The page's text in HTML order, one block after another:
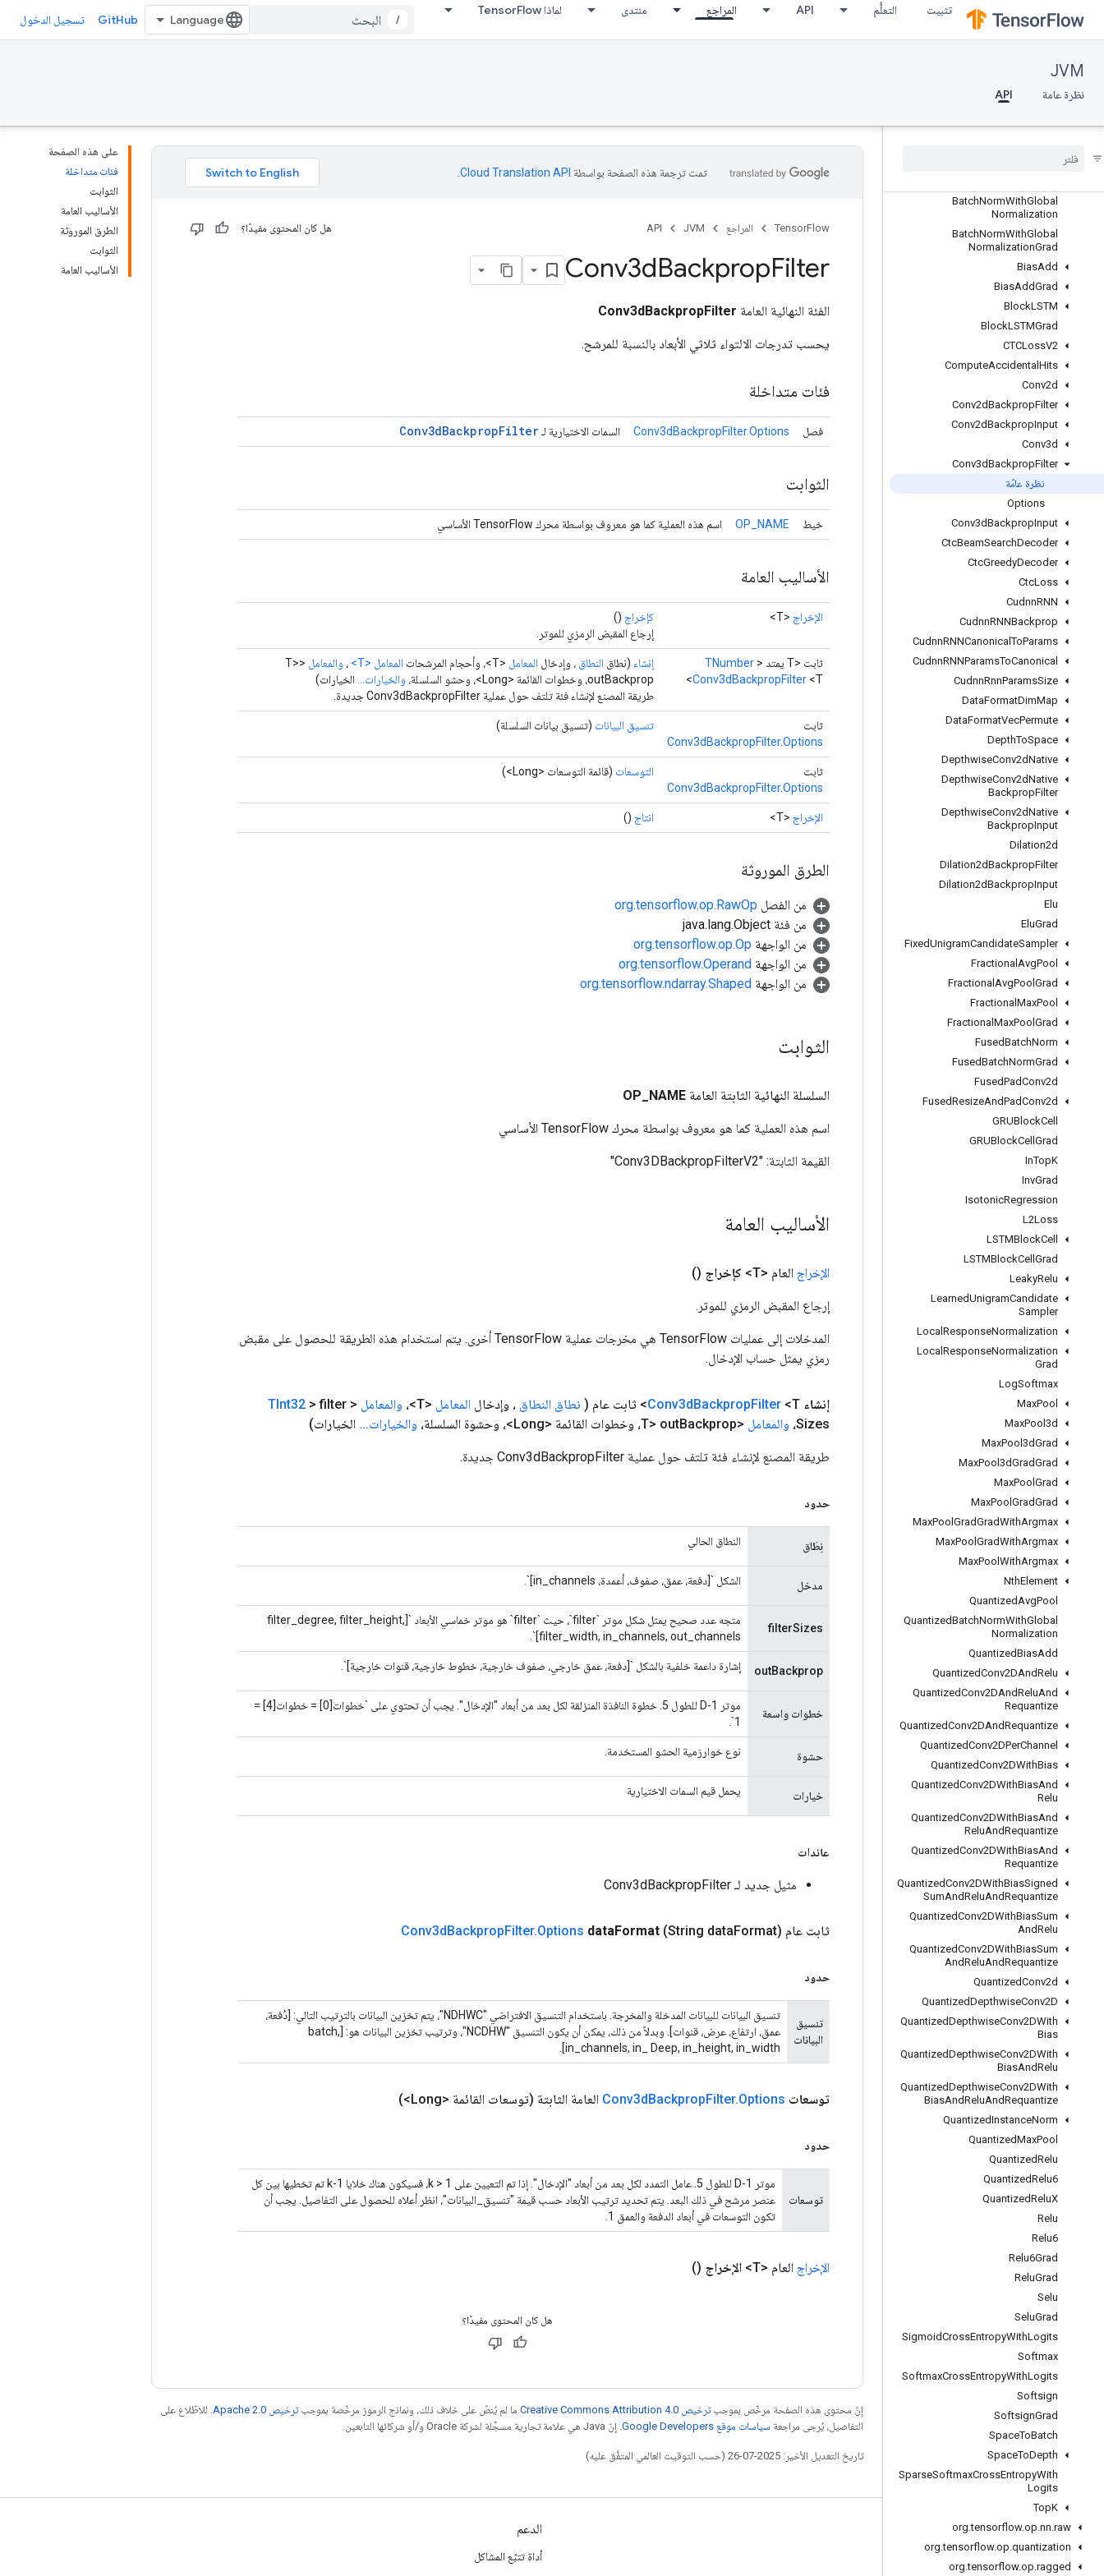
تثبيت التعلُّم API المراجع منتدى لماذا TensorFlow
/
GitHub تسجيل الدخول
JVM
نظرة عامة API
org.tensorflow.op.linalg.sparse
org.tensorflow.op.math
org.tensorflow.op.math.special
نظرة عامّة
BatchNormWithGlobal
Normalization
BatchNormWithGlobal
NormalizationGrad
BiasAdd
BiasAddGrad
BlockLSTM
BlockLSTMGrad
CTCLossV2
ComputeAccidental Hits
Conv2d
Conv2dBackpropFilter
Conv2dBackpropInput
Conv3d
Conv3dBackpropFilter
نظرة عامّة
Options
Conv3dBackpropInput
CtcBeamSearchDecoder
CtcGreedyDecoder
CtcLoss
CudnnRNN
CudnnRNNBackprop
CudnnRNNCanonicalToParams
CudnnRNNParamsToCanonical
CudnnRnnParamsSize
DataFormatDimMap
DataFormatVecPermute
DepthToSpace
DepthwiseConv2dNative
DepthwiseConv2dNative
BackpropFilter
DepthwiseConv2dNative
BackpropInput
Dilation2d
Dilation2dBackpropFilter
Dilation2dBackpropInput
Elu
EluGrad
FixedUnigramCandidateSampler
Fractional AvgPool
Fractional AvgPool Grad
Fractional MaxPool
Fractional MaxPool Grad
FusedBatchNorm
FusedBatchNormGrad
FusedPadConv2d
FusedResizeAndPadConv2d
GRUBlockCell
GRUBlockCell Grad
InTopK
InvGrad
IsotonicRegression
L2Loss
LSTMBlockCell
LSTMBlockCell Grad
LeakyRelu
LearnedUnigramCandidate
Sampler
Local ResponseNormalization
Local ResponseNormalization
Grad
LogSoftmax
MaxPool
MaxPool3d
MaxPool3dGrad
MaxPool3dGradGrad
MaxPool Grad
MaxPool GradGrad
MaxPool GradGradWithArgmax
MaxPool GradWithArgmax
MaxPool WithArgmax
NthElement
QuantizedAvgPool
QuantizedBatchNormWithGlobal
Normalization
QuantizedBiasAdd
QuantizedConv2DAndRelu
QuantizedConv2DAndReluAnd
Requantize
QuantizedConv2DAndRequantize
QuantizedConv2DPerChannel
QuantizedConv2DWithBias
QuantizedConv2DWithBiasAnd
Relu
QuantizedConv2DWithBiasAnd
ReluAndRequantize
QuantizedConv2DWithBiasAnd
Requantize
QuantizedConv2DWithBiasSigned
SumAndReluAndRequantize
QuantizedConv2DWithBiasSum
AndRelu
QuantizedConv2DWithBiasSum
AndReluAndRequantize
QuantizedConv2d
QuantizedDepthwiseConv2D
QuantizedDepthwiseConv2DWith
Bias
QuantizedDepthwiseConv2DWith
BiasAndRelu
QuantizedDepthwiseConv2DWith
BiasAndReluAndRequantize
QuantizedInstanceNorm
QuantizedMaxPool
QuantizedRelu
QuantizedRelu6
QuantizedReluX
Relu
Relu6
Relu6Grad
ReluGrad
Selu
SeluGrad
SigmoidCrossEntropyWithLogits
Softmax
SoftmaxCrossEntropyWithLogits
Softsign
SoftsignGrad
SpaceToBatch
SpaceToDepth
SparseSoftmaxCrossEntropyWith
Logits
TopK
org.tensorflow.op.nn.raw
org.tensorflow.op.quantization
org.tensorflow.op.ragged
على هذه الصفحة
فئات متداخلة
الثوابت
الأساليب العامة
الطرق الموروثة
الثوابت
الأساليب العامة
تمت ترجمة هذه الصفحة بواسطة Cloud Translation API‏
TensorFlow المراجع JVM
API هل كان المحتوى مفيدًا؟
Conv3dBackpropFilter
الفئة النهائية العامة Conv3dBackpropFilter
يحسب تدرجات الالتواء ثلاثي الأبعاد بالنسبة للمرشح.
فئات متداخلة
فصل Conv3dBackpropFilter.Options السمات الاختيارية لـ Conv3dBackpropFilter
الثوابت
خيط OP_NAME اسم هذه العملية كما هو معروف بواسطة محرك TensorFlow الأساسي
الأساليب العامة
الإخراج <T> كإخراج ()
إرجاع المقبض الرمزي للموتر.
ثابت <T يمتد TNumber >
Conv3dBackpropFilter <T>
إنشاء (نطاق النطاق ، وإدخال المعامل <T>، وأحجام المرشحات المعامل <T> ، والمعامل
<T>
outBackprop، وخطوات القائمة <Long>، وحشو السلسلة،
والخيارات...
الخيارات)
طريقة المصنع لإنشاء فئة تلتف حول عملية Conv3dBackpropFilter جديدة.
ثابت
Conv3dBackpropFilter.Options
تنسيق البيانات (تنسيق بيانات السلسلة)
ثابت
Conv3dBackpropFilter.Options
التوسعات (قائمة التوسعات <Long>)
الإخراج <T> انتاج ()
الطرق الموروثة
من الفصل org.tensorflow.op.RawOp
من فئة java.lang.Object
من الواجهة org.tensorflow.op.Op
من الواجهة org.tensorflow.Operand
من الواجهة org.tensorflow.ndarray.Shaped
الثوابت
السلسلة النهائية الثابتة العامة OP NAME
اسم هذه العملية كما هو معروف بواسطة محرك TensorFlow الأساسي
القيمة الثابتة: "Conv3DBackpropFilterV2"
الأساليب العامة
الإخراج العام <T> كإخراج ()
إرجاع المقبض الرمزي للموتر.
المدخلات إلى عمليات TensorFlow هي مخرجات عملية TensorFlow أخرى. يتم استخدام هذه الطريقة للحصول على مقبض
رمزي يمثل حساب الإدخال.
إنشاء Conv3dBackpropFilter <T> ثابت عام ( نطاق النطاق ، وإدخال المعامل <T>، والمعامل <
TInt32 > filter
Sizes، والمعامل <T> outBackprop، وخطوات القائمة <Long>، وحشوة السلسلة، والخيارات.
.
. الخيارات)
طريقة المصنع لإنشاء فئة تلتف حول عملية Conv3dBackpropFilter جديدة.
حدود
نِطَاق النطاق الحالي
مدخل الشكل `[دفعة، عمق، صفوف، أعمدة، in_channels]`.
filterSizes
متجه عدد صحيح يمثل شكل موتر `filter`، حيث `filter` هو موتر خماسي الأبعاد `[filter_degree, filter_height,
filter_width, in_channels, out_channels]`.
outBackprop إشارة داعمة خلفية بالشكل `[دفعة، عمق خارجي، صفوف خارجية، خطوط خارجية، قنوات خارجية]`.
خطوات واسعة
موتر 1-D للطول 5. خطوة النافذة المنزلقة لكل بعد من أبعاد "الإدخال". يجب أن تحتوي على `خطوات[0] = خطوات[4] =
1`.
حشوة نوع خوارزمية الحشو المستخدمة.
خيارات يحمل قيم السمات الاختيارية
عائدات
مثيل جديد لـ Conv3dBackpropFilter
ثابت عام Conv3dBackpropFilter.Options dataFormat (String dataFormat)
حدود
تنسيق
البيانات
تنسيق البيانات للبيانات المدخلة والمخرجة. باستخدام التنسيق الافتراضي "NDHWC"، يتم تخزين البيانات بالترتيب التالي: [دُفعة،
عمق، ارتفاع، عرض، قنوات]. وبدلاً من ذلك، يمكن أن يكون التنسيق "NCDHW"، وترتيب تخزين البيانات هو: [batch,
in_channels, in_ Deep, in_height, in_width].
توسعات Conv3dBackpropFilter.Options العامة الثابتة (توسعات القائمة <Long>)
حدود
توسعات
موتر 1-D للطول 5. عامل التمدد لكل بعد من أبعاد "الإدخال". إذا تم التعيين على k > 1، فسيكون هناك خلايا k-1 تم تخطيها بين كل
عنصر مرشح في ذلك البعد. يتم تحديد ترتيب الأبعاد حسب قيمة "تنسيق_البيانات"، انظر أعلاه للحصول على التفاصيل. يجب أن
تكون التوسعات في أبعاد الدفعة والعمق 1.
الإخراج العام <T> الإخراج ()
هل كان المحتوى مفيدًا؟
إنّ محتوى هذه الصفحة مرخّص بموجبترخيص Creative Commons Attribution 4.0‏ ما لم يُنصّ على خلاف ذلك، ونماذج الرموز مرخّصة بموجبترخيص Apache 2.0‏
. للاطّلاع على
التفاصيل، يُرجى مراجعة سياسات موقع Google Developers‏ . إنّ Java هي علامة تجارية مسجَّلة لشركة Oracle و/أو شركائها التابعين.
تاريخ التعديل الأخير: 2025-07-26 (حسب التوقيت العالمي المتفَّق عليه)
التواصل الاجتماعي الدعم
أداة تتبّع المشاكل